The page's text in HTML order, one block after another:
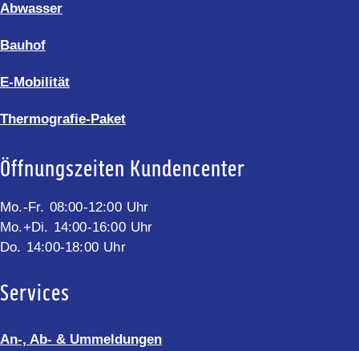
Abwasser
Bauhof
E-Mobilität
Thermografie-Paket
Öffnungszeiten Kundencenter
Mo.-Fr. 08:00-12:00 Uhr
Mo.+Di. 14:00-16:00 Uhr
Do. 14:00-18:00 Uhr
Services
An-, Ab- & Ummeldungen